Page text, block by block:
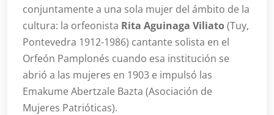
conjuntamente a una sola mujer del ámbito de la
cultura: la orfeonista Rita Aguinaga Viliato(Tuy,
Pontevedra 1912-1986) cantante solista en el
Orfeón Pamplonés cuando esa institución se
abrió a las mujeres en 1903 e impulsó las
Emakume Abertzale Bazta (Asociación de
Mujeres Patrióticas).